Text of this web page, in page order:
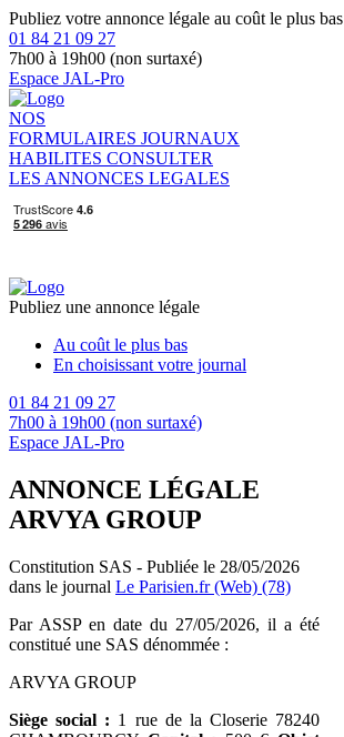
Publiez votre annonce légale au coût le plus bas
01 84 21 09 27
7h00 à 19h00 (non surtaxé)
Espace JAL-Pro
NOS
FORMULAIRES JOURNAUX
HABILITES CONSULTER
LES ANNONCES LEGALES
Publiez une annonce légale
Au coût le plus bas
En choisissant votre journal
01 84 21 09 27
7h00 à 19h00 (non surtaxé)
Espace JAL-Pro
ANNONCE LÉGALE
ARVYA GROUP
Constitution SAS - Publiée le 28/05/2026
dans le journal Le Parisien.fr (Web) (78)
Par ASSP en date du 27/05/2026, il a été
constitué une SAS dénommée :
ARVYA GROUP
Siège social : 1 rue de la Closerie 78240